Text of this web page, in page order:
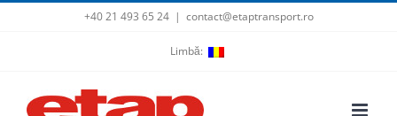
+40 21 493 65 24 | contact@etaptransport.ro
Limbă: